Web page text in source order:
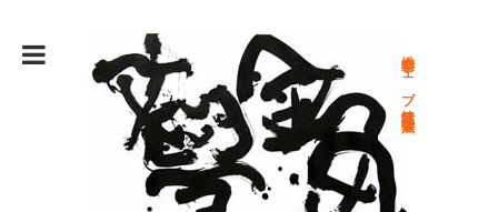
総合文学ウェブ情報誌 文学金魚